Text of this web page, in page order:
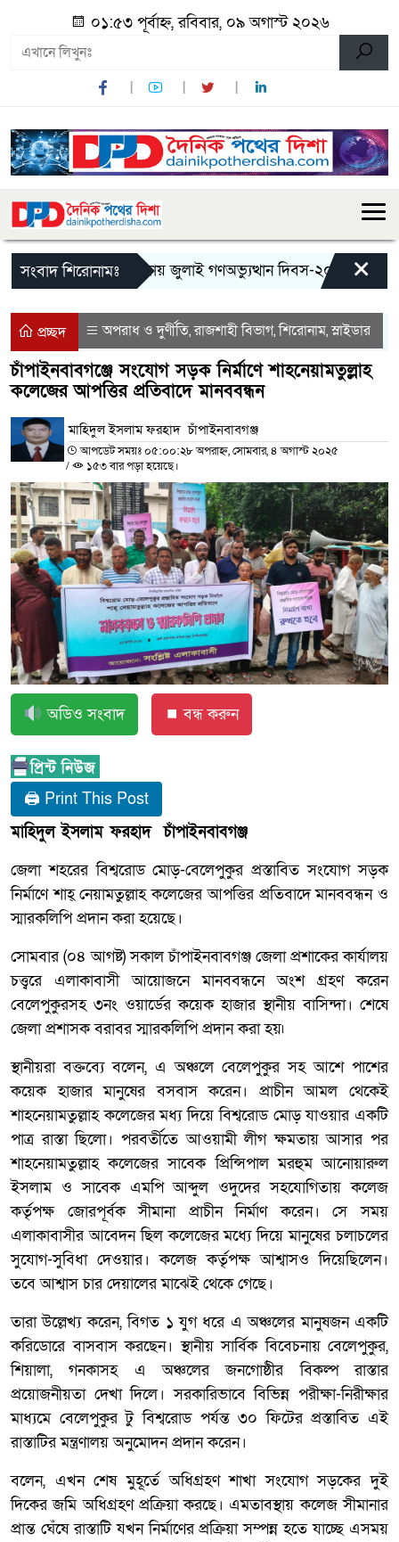
০১:৫৩ পূর্বাহ্ন, রবিবার, ০৯ অগাস্ট ২০২৬
সংবাদ শিরোনামঃমান্দায় জুলাই গণঅভ্যুত্থান দিবস-২০২৬ উপলক্ষে
×
প্রচ্ছদ অপরাধ ও দুর্ণীতি,রাজশাহী বিভাগ,শিরোনাম,স্লাইডার
চাঁপাইনবাবগঞ্জে সংযোগ সড়ক নির্মাণে শাহনেয়ামতুল্লাহ
কলেজের আপত্তির প্রতিবাদে মানববন্ধন
মাহিদুল ইসলাম ফরহাদ চাঁপাইনবাবগঞ্জ
আপডেট সময়ঃ ০৫:০০:২৮ অপরাহ্ন, সোমবার, ৪ অগাস্ট ২০২৫
/
১৫৩ বার পড়া হয়েছে।
অডিও সংবাদ ⏹ বন্ধ করুন
🖨 Print This Post
মাহিদুল ইসলাম ফরহাদ চাঁপাইনবাবগঞ্জ
জেলা শহরের বিশ্বরোড মোড়-বেলেপুকুর প্রস্তাবিত সংযোগ সড়ক
নির্মাণে শাহ্ নেয়ামতুল্লাহ কলেজের আপত্তির প্রতিবাদে মানববন্ধন ও
স্মারকলিপি প্রদান করা হয়েছে।
সোমবার (০৪ আগষ্ট) সকাল চাঁপাইনবাবগঞ্জ জেলা প্রশাকের কার্যালয়
চত্ত্বরে এলাকাবাসী আয়োজনে মানববন্ধনে অংশ গ্রহণ করেন
বেলেপুকুরসহ ৩নং ওয়ার্ডের কয়েক হাজার স্থানীয় বাসিন্দা। শেষে
জেলা প্রশাসক বরাবর স্মারকলিপি প্রদান করা হয়৷
স্থানীয়রা বক্তব্যে বলেন, এ অঞ্চলে বেলেপুকুর সহ আশে পাশের
কয়েক হাজার মানুষের বসবাস করেন। প্রাচীন আমল থেকেই
শাহনেয়ামতুল্লাহ কলেজের মধ্য দিয়ে বিশ্বরোড মোড় যাওয়ার একটি
পাত্র রাস্তা ছিলো। পরবর্তীতে আওয়ামী লীগ ক্ষমতায় আসার পর
শাহনেয়ামতুল্লাহ কলেজের সাবেক প্রিন্সিপাল মরহুম আনোয়ারুল
ইসলাম ও সাবেক এমপি আব্দুল ওদুদের সহযোগিতায় কলেজ
কর্তৃপক্ষ জোরপূর্বক সীমানা প্রাচীন নির্মাণ করেন। সে সময়
এলাকাবাসীর আবেদন ছিল কলেজের মধ্যে দিয়ে মানুষের চলাচলের
সুযোগ-সুবিধা দেওয়ার। কলেজ কর্তৃপক্ষ আশ্বাসও দিয়েছিলেন।
তবে আশ্বাস চার দেয়ালের মাঝেই থেকে গেছে।
তারা উল্লেখ্য করেন, বিগত ১ যুগ ধরে এ অঞ্চলের মানুষজন একটি
করিডোরে বাসবাস করছেন। স্থানীয় সার্বিক বিবেচনায় বেলেপুকুর,
শিয়ালা, গনকাসহ এ অঞ্চলের জনগোষ্ঠীর বিকল্প রাস্তার
প্রয়োজনীয়তা দেখা দিলে। সরকারিভাবে বিভিন্ন পরীক্ষা-নিরীক্ষার
মাধ্যমে বেলেপুকুর টু বিশ্বরোড পর্যন্ত ৩০ ফিটের প্রস্তাবিত এই
রাস্তাটির মন্ত্রণালয় অনুমোদন প্রদান করেন।
বলেন, এখন শেষ মুহূর্তে অধিগ্রহণ শাখা সংযোগ সড়কের দুই
দিকের জমি অধিগ্রহণ প্রক্রিয়া করছে। এমতাবস্থায় কলেজ সীমানার
প্রান্ত ঘেঁষে রাস্তাটি যখন নির্মাণের প্রক্রিয়া সম্পন্ন হতে যাচ্ছে এসময়